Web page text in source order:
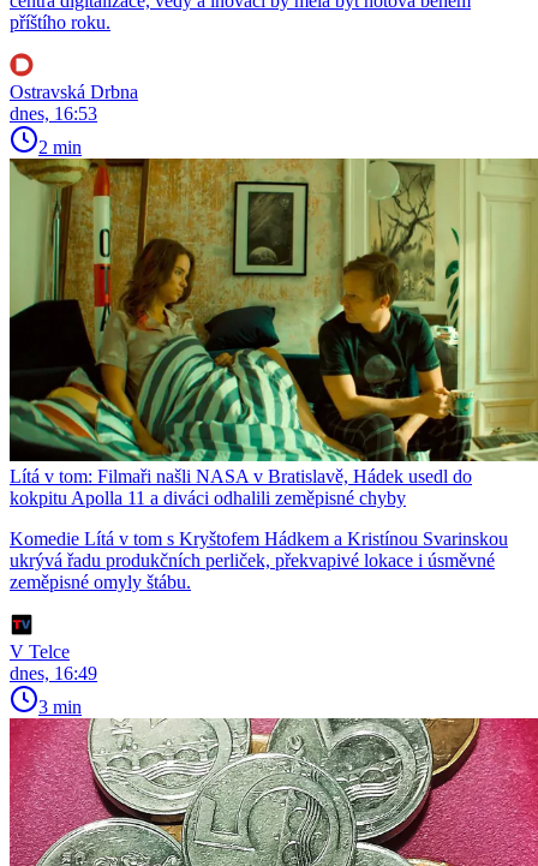
příštího roku.
Ostravská Drbna
dnes, 16:53
2 min
Lítá v tom: Filmaři našli NASA v Bratislavě, Hádek usedl do
kokpitu Apolla 11 a diváci odhalili zeměpisné chyby
Komedie Lítá v tom s Kryštofem Hádkem a Kristínou Svarinskou
ukrývá řadu produkčních perliček, překvapivé lokace i úsměvné
zeměpisné omyly štábu.
V Telce
dnes, 16:49
3 min